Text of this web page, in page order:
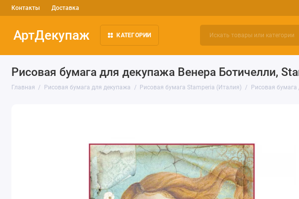
Контакты Доставка
АртДекупаж КАТЕГОРИИ
Рисовая бумага для декупажа Венера Ботичелли,
Главная Рисовая бумага для декупажа Рисовая бумага Stamperia (Италия) Рисовая бумага